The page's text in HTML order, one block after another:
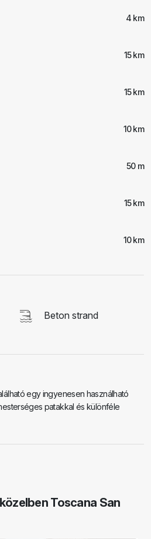
4 km
15 km
15 km
10 km
50 m
15 km
10 km
Beton strand
egy ingyenesen használható
patakkal és különféle
Toscana San